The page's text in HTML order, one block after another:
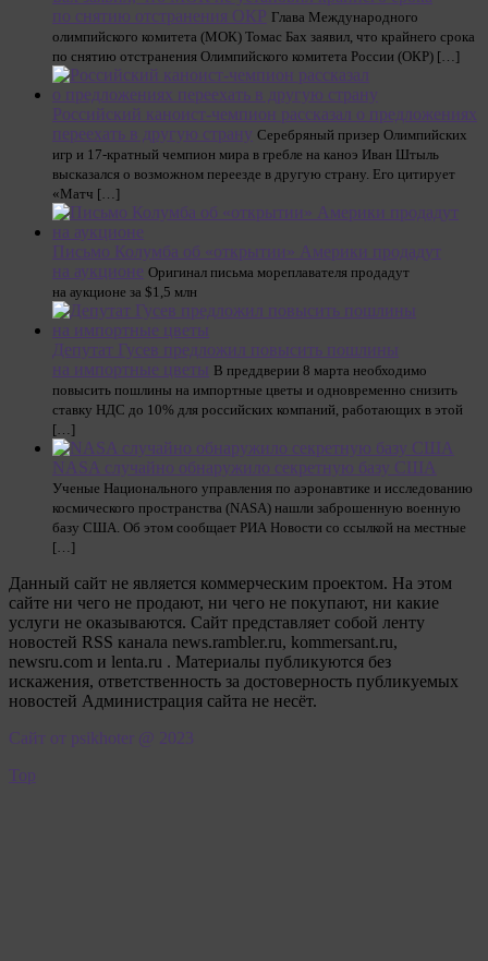
по снятию отстранения ОКР Глава Международного
олимпийского комитета (МОК) Томас Бах заявил, что крайнего срока
по снятию отстранения Олимпийского комитета России (ОКР) […]
Российский каноист-чемпион рассказал о предложениях
переехать в другую страну Серебряный призер Олимпийских
игр и 17-кратный чемпион мира в гребле на каноэ Иван Штыль
высказался о возможном переезде в другую страну. Его цитирует
«Матч […]
Письмо Колумба об «открытии» Америки продадут
на аукционе Оригинал письма мореплавателя продадут
на аукционе за $1,5 млн
Депутат Гусев предложил повысить пошлины
на импортные цветы В преддверии 8 марта необходимо
повысить пошлины на импортные цветы и одновременно снизить
ставку НДС до 10% для российских компаний, работающих в этой
[…]
NASA случайно обнаружило секретную базу США
Ученые Национального управления по аэронавтике и исследованию
космического пространства (NASA) нашли заброшенную военную
базу США. Об этом сообщает РИА Новости со ссылкой на местные
[…]
Данный сайт не является коммерческим проектом. На этом
сайте ни чего не продают, ни чего не покупают, ни какие
услуги не оказываются. Сайт представляет собой ленту
новостей RSS канала news.rambler.ru, kommersant.ru,
newsru.com и lenta.ru . Материалы публикуются без
искажения, ответственность за достоверность публикуемых
новостей Администрация сайта не несёт.
Сайт от psikhoter @ 2023
Top